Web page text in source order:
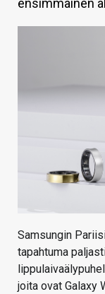
ensimmäinen
Samsungin
tapahtuma
joita ovat Galaxy